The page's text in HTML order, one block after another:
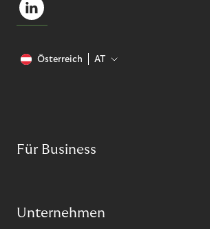
Österreich AT
Für Business
Unternehmen